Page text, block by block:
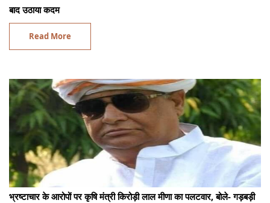
बाद उठाया कदम
Read More
भ्रष्टाचार के आरोपों पर कृषि मंत्री किरोड़ी लाल मीणा का पलटवार, बोले- गड़बड़ी